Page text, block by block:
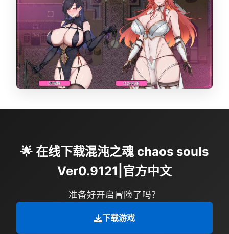
🌟 在线下载混沌之魂 chaos souls
Ver0.9121|官方中文
准备好开启冒险了吗？
下载游戏